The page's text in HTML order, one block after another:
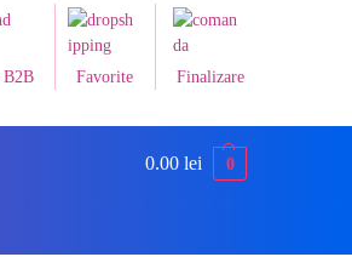
B2B Favorite Finalizare
0.00 lei 0